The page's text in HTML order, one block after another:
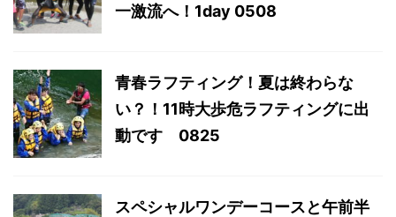
一激流へ！1day 0508
青春ラフティング！夏は終わらな
い？！11時大歩危ラフティングに出
動です 0825
スペシャルワンデーコースと午前半